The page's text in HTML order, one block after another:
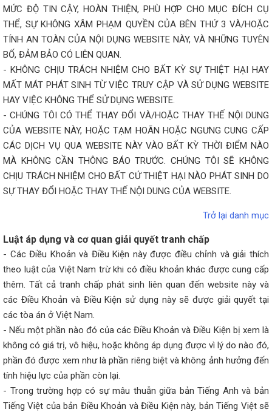
MỨC ĐỘ TIN CẬY, HOÀN THIỆN, PHÙ HỢP CHO MỤC ĐÍCH CỤ
THỂ, SỰ KHÔNG XÂM PHẠM QUYỀN CỦA BÊN THỨ 3 VÀ/HOẶC
TÍNH AN TOÀN CỦA NỘI DỤNG WEBSITE NÀY, VÀ NHỮNG TUYÊN
BỐ, ĐẢM BẢO CÓ LIÊN QUAN.
- KHÔNG CHỊU TRÁCH NHIỆM CHO BẤT KỲ SỰ THIỆT HẠI HAY
MẤT MÁT PHÁT SINH TỪ VIỆC TRUY CẬP VÀ SỬ DỤNG WEBSITE
HAY VIỆC KHÔNG THỂ SỬ DỤNG WEBSITE.
- CHÚNG TÔI CÓ THỂ THAY ĐỔI VÀ/HOẶC THAY THẾ NỘI DUNG
CỦA WEBSITE NÀY, HOẶC TẠM HOÃN HOẶC NGƯNG CUNG CẤP
CÁC DỊCH VỤ QUA WEBSITE NÀY VÀO BẤT KỲ THỜI ĐIỂM NÀO
MÀ KHÔNG CẦN THÔNG BÁO TRƯỚC. CHÚNG TÔI SẼ KHÔNG
CHỊU TRÁCH NHIỆM CHO BẤT CỨ THIỆT HẠI NÀO PHÁT SINH DO
SỰ THAY ĐỔI HOẶC THAY THẾ NỘI DUNG CỦA WEBSITE.
Trở lại danh mục
Luật áp dụng và cơ quan giải quyết tranh chấp
- Các Điều Khoản và Điều Kiện này được điều chỉnh và giải thích
theo luật của Việt Nam trừ khi có điều khoản khác được cung cấp
thêm. Tất cả tranh chấp phát sinh liên quan đến website này và
các Điều Khoản và Điều Kiện sử dụng này sẽ được giải quyết tại
các tòa án ở Việt Nam.
- Nếu một phần nào đó của các Điều Khoản và Điều Kiện bị xem là
không có giá trị, vô hiệu, hoặc không áp dụng được vì lý do nào đó,
phần đó được xem như là phần riêng biệt và không ảnh hưởng đến
tính hiệu lực của phần còn lại.
- Trong trường hợp có sự mâu thuẫn giữa bản Tiếng Anh và bản
Tiếng Việt của bản Điều Khoản và Điều Kiện này, bản Tiếng Việt sẽ